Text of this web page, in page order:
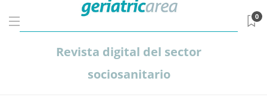
Revista digital del sector
sociosanitario
0